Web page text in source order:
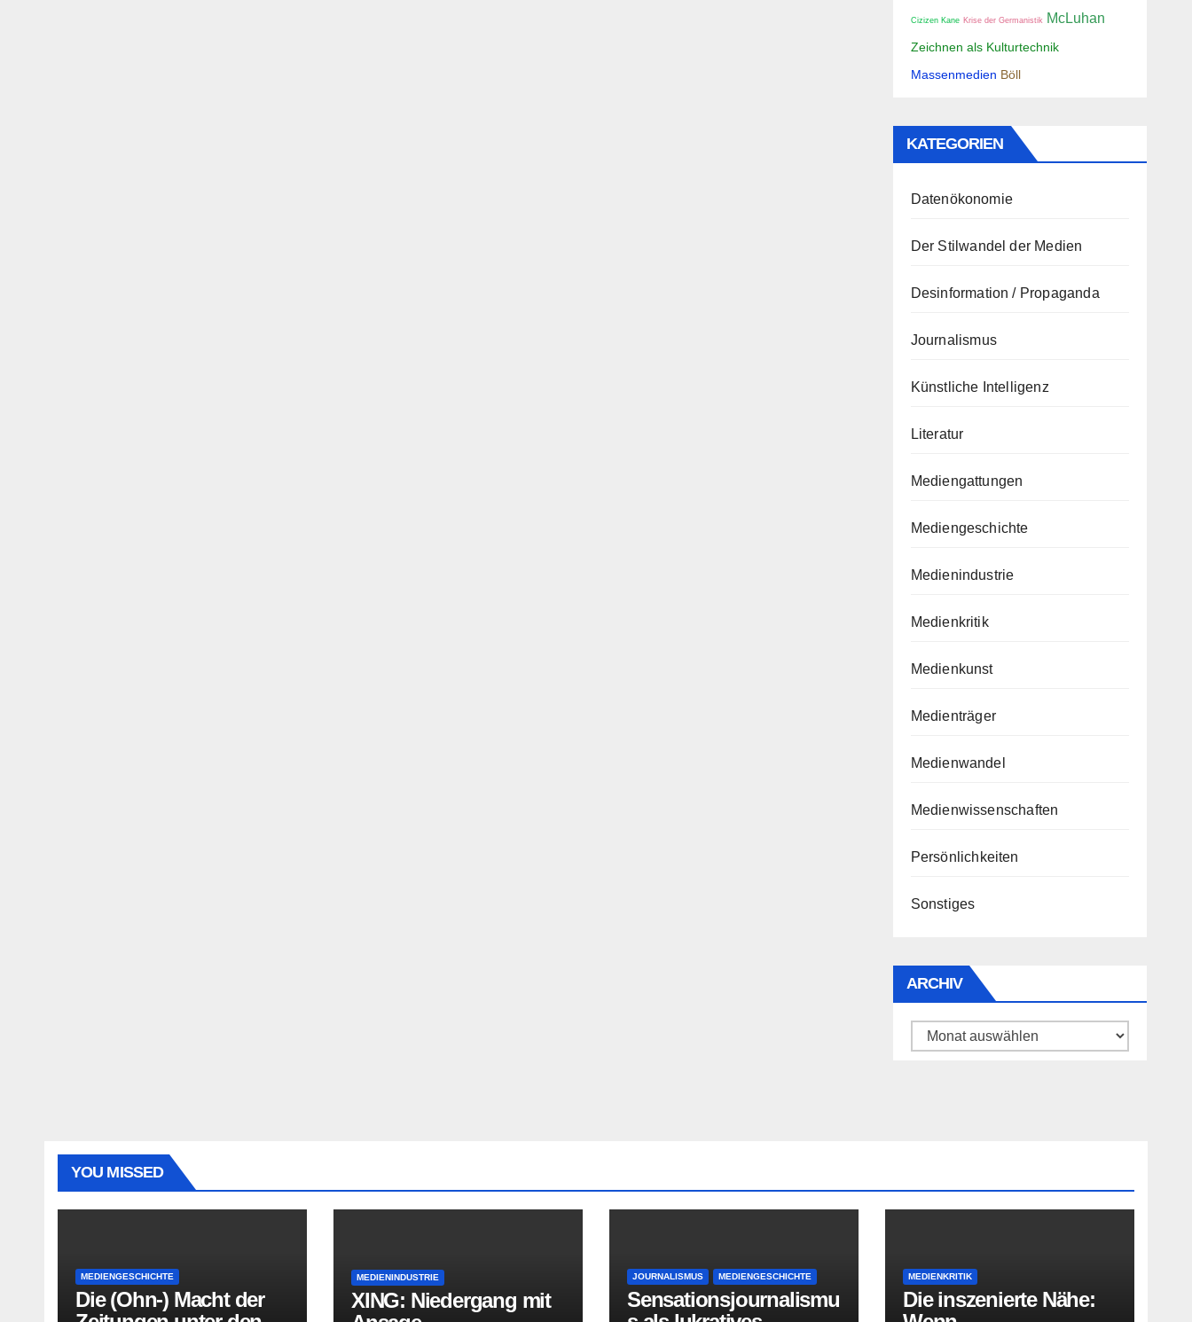
Cizizen Kane Krise der Germanistik McLuhan
Zeichnen als Kulturtechnik
Massenmedien Böll
KATEGORIEN
Datenökonomie
Der Stilwandel der Medien
Desinformation / Propaganda
Journalismus
Künstliche Intelligenz
Literatur
Mediengattungen
Mediengeschichte
Medienindustrie
Medienkritik
Medienkunst
Medienträger
Medienwandel
Medienwissenschaften
Persönlichkeiten
Sonstiges
ARCHIV
Archiv
YOU MISSED
MEDIENGESCHICHTE
Die (Ohn-) Macht der
MEDIENINDUSTRIE
XING: Niedergang mit
JOURNALISMUS MEDIENGESCHICHTE
Sensationsjournalismu
MEDIENKRITIK
Die inszenierte Nähe: